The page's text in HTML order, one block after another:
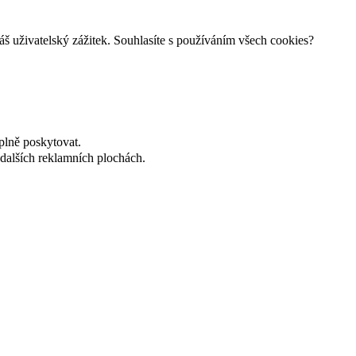
uživatelský zážitek. Souhlasíte s používáním všech cookies?
poskytovat.
reklamních plochách.